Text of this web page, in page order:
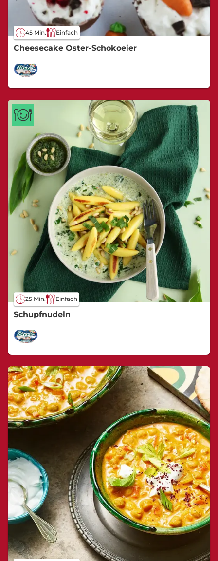
45 Min. Einfach
Cheesecake Oster-Schokoeier
25 Min. Einfach
Schupfnudeln